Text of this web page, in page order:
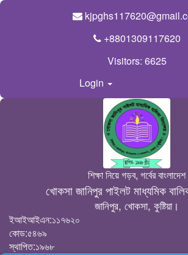
+8801309117620
Visitors: 6625
Login
শিক্ষা নিয়ে গড়ব, গর্বের বাংলাদেশ
খোকসা জানিপুর পাইলট মাধ্যমিক
জানিপুর, খোকসা, কুষ্টিয়া।
ইআইআইএন:১১৭৬২০
কোড:৫৪৬৯
স্থাপিত:১৯৬৮